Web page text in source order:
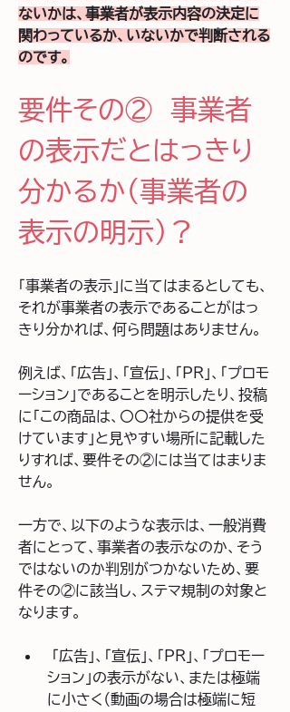
ないかは、事業者が表示内容の決定に
関わっているか、いないかで判断される
のです。
要件その②　事業者
の表示だとはっきり
分かるか（事業者の
表示の明示）？
「事業者の表示」に当てはまるとしても、
それが事業者の表示であることがはっ
きり分かれば、何ら問題はありません。
例えば、「広告」、「宣伝」、「PR」、「プロモ
ーション」であることを明示したり、投稿
に「この商品は、〇〇社からの提供を受
けています」と見やすい場所に記載した
りすれば、要件その②には当てはまりま
せん。
一方で、以下のような表示は、一般消費
者にとって、事業者の表示なのか、そう
ではないのか判別がつかないため、要
件その②に該当し、ステマ規制の対象と
なります。
ション」の表示がない、または極端
に小さく（動画の場合は極端に短